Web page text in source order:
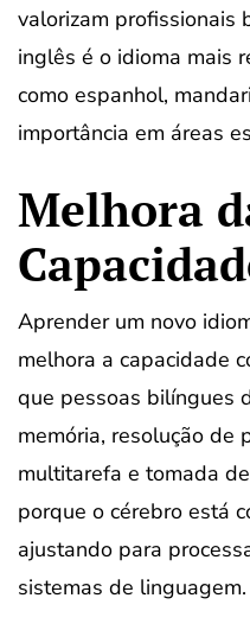
valorizam profissionais
inglês é o idioma mais
como espanhol,
importância em áreas
Melhora
Aprender um novo
melhora a capacidade
que pessoas bilíngues
memória, resolução de
multitarefa e tomada
porque o cérebro está
ajustando para
sistemas de linguagem.